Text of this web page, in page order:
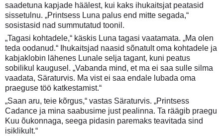
saadetuna kapjade häälest, kui kaks ihukaitsjat peatasid
sissetulnu. „Printsess Luna palus end mitte segada,“
sosistasid nad summutatud toonil.
„Tagasi kohtadele,“ käskis Luna tagasi vaatamata. „Ma olen
teda oodanud.“ Ihukaitsjad naasid sõnatult oma kohtadele ja
kabjaklobin lähenes Lunale selja tagant, kuni peatus
sobilikul kaugusel. „Vabanda mind, et ma ei saa sulle silma
vaadata, Säraturvis. Ma vist ei saa endale lubada oma
praeguse töö katkestamist.“
„Saan aru, teie kõrgus,“ vastas Säraturvis. „Printsess
Cadance ja mina saabusime just pealinna. Ta räägib praegu
Kuu õukonnaga, seega pidasin paremaks teavitada sind
isiklikult.“